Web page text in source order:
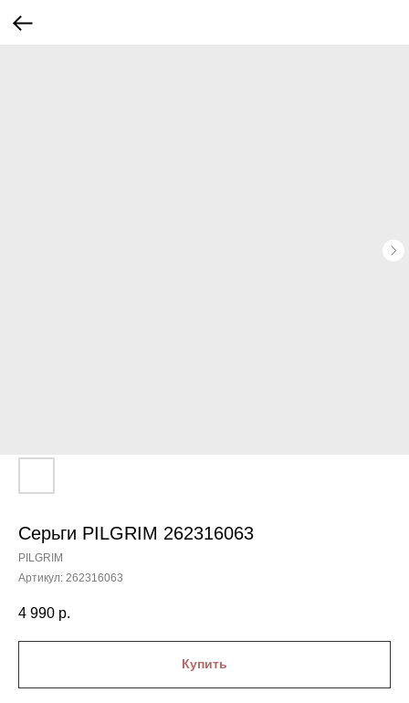
Серьги PILGRIM 262316063
PILGRIM
Артикул: 262316063
4 990 р.
Купить